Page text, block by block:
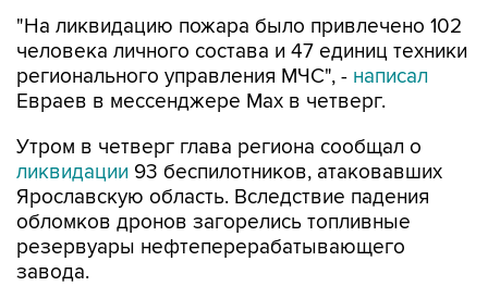
"На ликвидацию пожара было привлечено 102
человека личного состава и 47 единиц техники
регионального управления МЧС", - написал
Евраев в мессенджере Мах в четверг.
Утром в четверг глава региона сообщал о
ликвидации 93 беспилотников, атаковавших
Ярославскую область. Вследствие падения
обломков дронов загорелись топливные
резервуары нефтеперерабатывающего
завода.